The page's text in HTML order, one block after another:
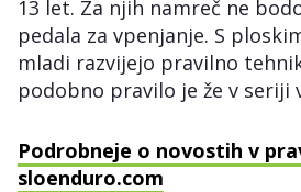
13 let. Za njih namreč ne
pedala za vpenjanje. S
mladi razvijejo pravilno
podobno pravilo je že v seriji
Podrobneje o novostih v
sloenduro.com